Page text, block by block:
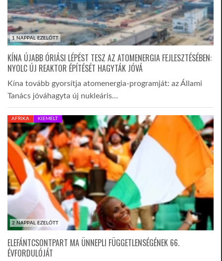
1 NAPPAL EZELŐTT
KÍNA ÚJABB ÓRIÁSI LÉPÉST TESZ AZ ATOMENERGIA FEJLESZTÉSÉBEN:
NYOLC ÚJ REAKTOR ÉPÍTÉSÉT HAGYTÁK JÓVÁ
Kína tovább gyorsítja atomenergia-programját: az Állami
Tanács jóváhagyta új nukleáris…
2 NAPPAL EZELŐTT
AFRIKA KIEMELT
ELEFÁNTCSONTPART MA ÜNNEPLI FÜGGETLENSÉGÉNEK 66.
ÉVFORDULÓJÁT